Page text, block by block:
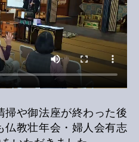
掃や御法座が終わった後
仏教壮年会・婦人会有志